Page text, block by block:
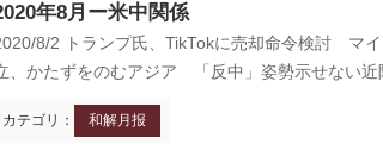
年8月ー米中関係
8/2 トランプ氏、TikTokに売却命令検討 マ
、かたずをのむアジア 「反中」姿勢示せない
カテゴリ： 和解月报